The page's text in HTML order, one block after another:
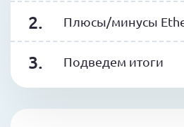
Плюсы/минусы
Подведем итоги